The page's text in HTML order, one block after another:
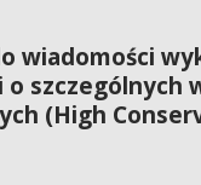
wiadomości
szczególnych
(High